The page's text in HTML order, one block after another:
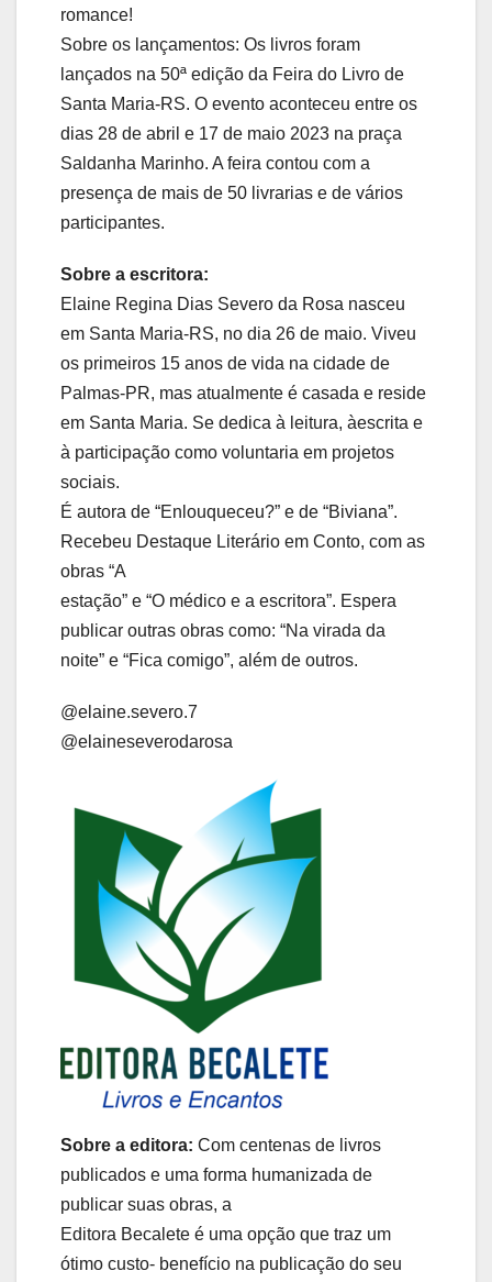
romance!
Sobre os lançamentos: Os livros foram
lançados na 50ª edição da Feira do Livro de
Santa Maria-RS. O evento aconteceu entre os
dias 28 de abril e 17 de maio 2023 na praça
Saldanha Marinho. A feira contou com a
presença de mais de 50 livrarias e de vários
participantes.
Sobre a escritora:
Elaine Regina Dias Severo da Rosa nasceu
em Santa Maria-RS, no dia 26 de maio. Viveu
os primeiros 15 anos de vida na cidade de
Palmas-PR, mas atualmente é casada e reside
em Santa Maria. Se dedica à leitura, àescrita e
à participação como voluntaria em projetos
sociais.
É autora de “Enlouqueceu?” e de “Biviana”.
Recebeu Destaque Literário em Conto, com as
obras “A
estação” e “O médico e a escritora”. Espera
publicar outras obras como: “Na virada da
noite” e “Fica comigo”, além de outros.
@elaine.severo.7
@elaineseverodarosa
Sobre a editora: Com centenas de livros
publicados e uma forma humanizada de
publicar suas obras, a
Editora Becalete é uma opção que traz um
ótimo custo- benefício na publicação do seu